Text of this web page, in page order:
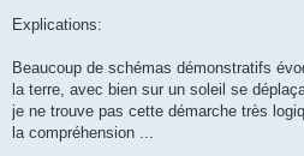
Explications:
Beaucoup de schémas démonstratifs
la terre, avec bien sur un soleil se
je ne trouve pas cette démarche très
la compréhension ...